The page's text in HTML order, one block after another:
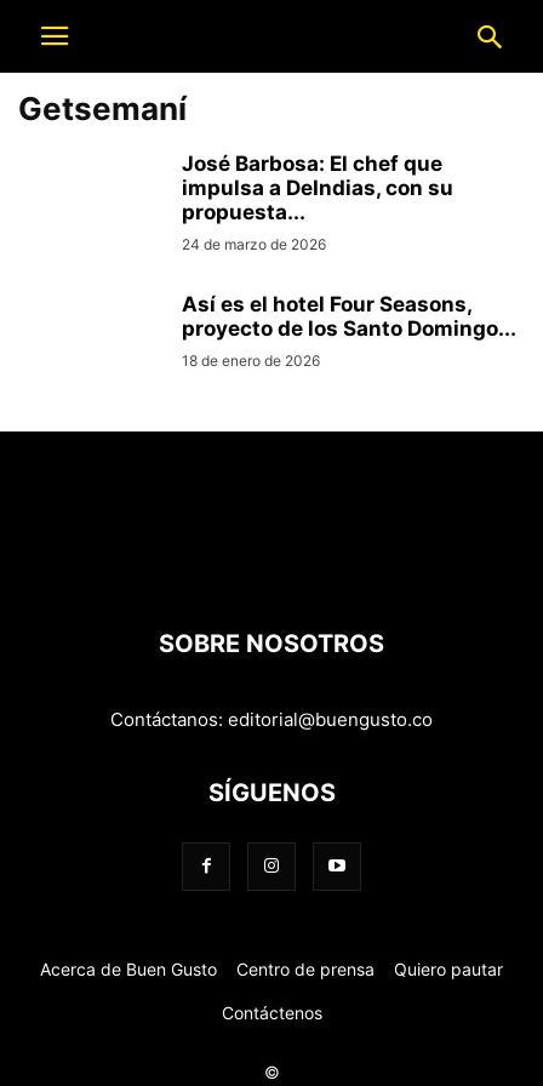
Getsemaní
José Barbosa: El chef que
impulsa a DeIndias, con su
propuesta...
24 de marzo de 2026
Así es el hotel Four Seasons,
proyecto de los Santo Domingo...
18 de enero de 2026
SOBRE NOSOTROS
Contáctanos: editorial@buengusto.co
SÍGUENOS
Acerca de Buen Gusto Centro de prensa Quiero pautar
Contáctenos
©